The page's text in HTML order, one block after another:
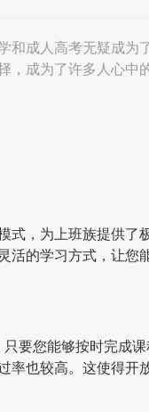
和成人高考无疑成
，成为了许多人心
式，为上班族提供
活的学习方式，让
要您能够按时完成
率也较高。这使得开